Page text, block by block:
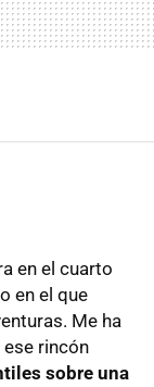
en el cuarto
en el que
Me ha
rincón
sobre una